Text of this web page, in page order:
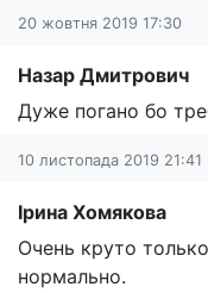
20 жовтня 2019 17:30
Назар Дмитрович
Дуже погано бо
10 листопада 2019 21:41
Ірина Хомякова
Очень круто
нормально.